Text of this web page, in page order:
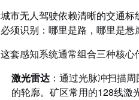
城市无人驾驶依赖清晰的交通
必须识别：哪里是路，哪里是悬
这套感知系统通常组合三种核心
激光雷达 ：通过光脉冲扫描
的轮廓。矿区常用的128线激